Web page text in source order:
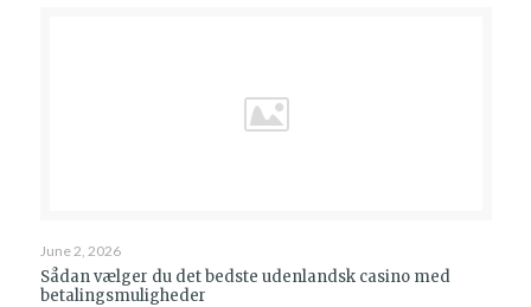
June 2, 2026
Sådan vælger du det bedste udenlandsk casino med
betalingsmuligheder